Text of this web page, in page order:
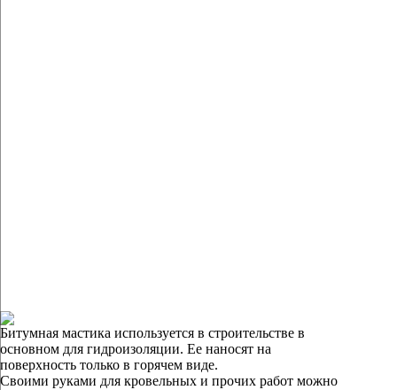
Битумная мастика используется в строительстве в
основном для гидроизоляции. Ее наносят на
поверхность только в горячем виде.
Своими руками для кровельных и прочих работ можно